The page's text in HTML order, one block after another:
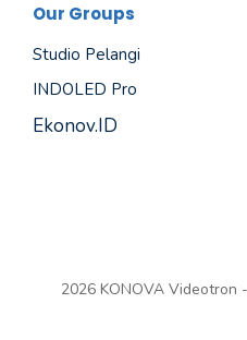
Our Groups
Studio Pelangi
INDOLED Pro
Ekonov.ID
2026 KONOVA Videotron